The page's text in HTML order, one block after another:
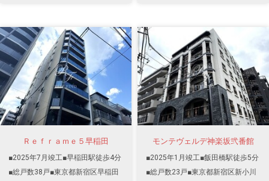
Ｒｅｆｒａｍｅ５早稲田
■2025年7月竣工■早稲田駅徒歩4分
■総戸数38戸■東京都新宿区早稲田
モンテヴェルデ神楽坂弐番館
■2025年1月竣工■飯田橋駅徒歩5分
■総戸数23戸■東京都新宿区新小川